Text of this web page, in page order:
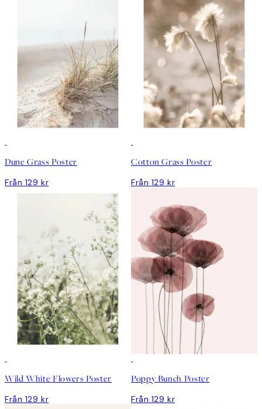
Dune Grass Poster
Från 129 kr
Cotton Grass Poster
Från 129 kr
Wild White Flowers Poster
Från 129 kr
Poppy Bunch Poster
Från 129 kr